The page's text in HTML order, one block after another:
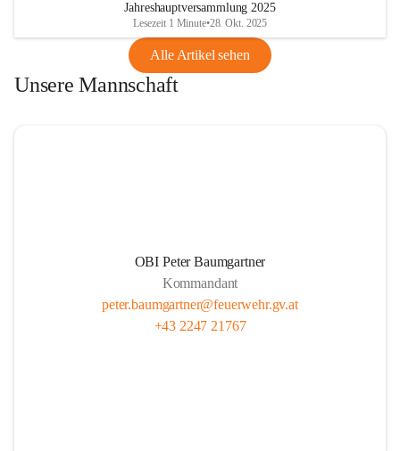
Jahreshauptversammlung 2025
Lesezeit 1 Minute•28. Okt. 2025
Alle Artikel sehen
Unsere Mannschaft
OBI Peter Baumgartner
Kommandant
peter.baumgartner@feuerwehr.gv.at
+43 2247 21767